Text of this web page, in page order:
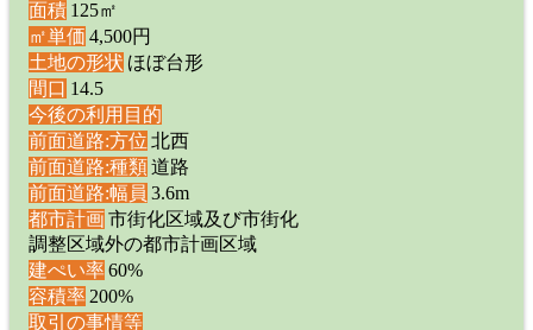
面積 125㎡
㎡単価 4,500円
土地の形状 ほぼ台形
間口 14.5
今後の利用目的
前面道路:方位 北西
前面道路:種類 道路
前面道路:幅員 3.6m
都市計画 市街化区域及び市街化
調整区域外の都市計画区域
建ぺい率60%
容積率200%
取引の事情等